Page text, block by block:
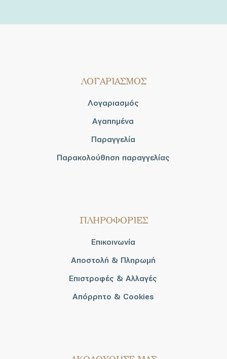
ΛΟΓΑΡΙΑΣΜΟΣ
Λογαριασμός
Αγαπημένα
Παραγγελία
Παρακολούθηση παραγγελίας
ΠΛΗΡΟΦΟΡΙΕΣ
Επικοινωνία
Αποστολή & Πληρωμή
Επιστροφές & Αλλαγές
Απόρρητο & Cookies